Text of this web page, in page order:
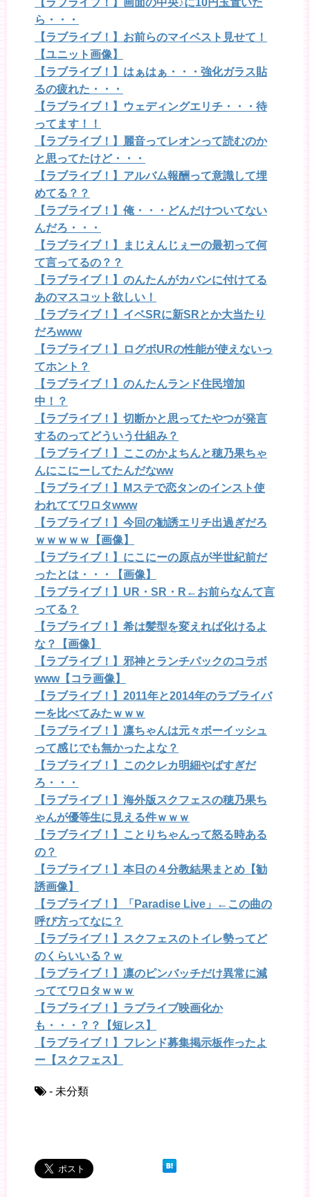
【ラブライブ！】画面の中央♪に10円玉置いた
ら・・・
【ラブライブ！】お前らのマイベスト見せて！
【ユニット画像】
【ラブライブ！】はぁはぁ・・・強化ガラス貼
るの疲れた・・・
【ラブライブ！】ウェディングエリチ・・・待
ってます！！
【ラブライブ！】麗音ってレオンって読むのか
と思ってたけど・・・
【ラブライブ！】アルバム報酬って意識して埋
めてる？？
【ラブライブ！】俺・・・どんだけついてない
んだろ・・・
【ラブライブ！】まじえんじぇーの最初って何
て言ってるの？？
【ラブライブ！】のんたんがカバンに付けてる
あのマスコット欲しい！
【ラブライブ！】イベSRに新SRとか大当たり
だろwww
【ラブライブ！】ログボURの性能が使えないっ
てホント？
【ラブライブ！】のんたんランド住民増加
中！？
【ラブライブ！】切断かと思ってたやつが発言
するのってどういう仕組み？
【ラブライブ！】ここのかよちんと穂乃果ちゃ
んにこにーしてたんだなww
【ラブライブ！】Mステで恋タンのインスト使
われててワロタwww
【ラブライブ！】今回の勧誘エリチ出過ぎだろ
ｗｗｗｗｗ【画像】
【ラブライブ！】にこにーの原点が半世紀前だ
ったとは・・・【画像】
【ラブライブ！】UR・SR・R←お前らなんて言
ってる？
【ラブライブ！】希は髪型を変えれば化けるよ
な？【画像】
【ラブライブ！】邪神とランチパックのコラボ
www【コラ画像】
【ラブライブ！】2011年と2014年のラブライバ
ーを比べてみたｗｗｗ
【ラブライブ！】凛ちゃんは元々ボーイッシュ
って感じでも無かったよな？
【ラブライブ！】このクレカ明細やばすぎだ
ろ・・・
【ラブライブ！】海外版スクフェスの穂乃果ち
ゃんが優等生に見える件ｗｗｗ
【ラブライブ！】ことりちゃんって怒る時ある
の？
【ラブライブ！】本日の４分教結果まとめ【勧
誘画像】
【ラブライブ！】「Paradise Live」←この曲の
呼び方ってなに？
【ラブライブ！】スクフェスのトイレ勢ってど
のくらいいる？ｗ
【ラブライブ！】凛のピンバッチだけ異常に減
っててワロタｗｗｗ
【ラブライブ！】ラブライブ映画化か
も・・・？？【短レス】
【ラブライブ！】フレンド募集掲示板作ったよ
ー【スクフェス】
- 未分類